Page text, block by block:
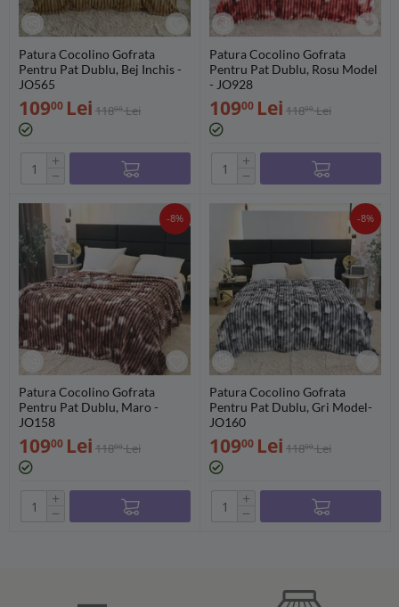
Patura Cocolino Gofrata
Pentru Pat Dublu, Bej Inchis -
JO565
10900 Lei 11800 Lei
+
−
Patura Cocolino Gofrata
Pentru Pat Dublu, Rosu Model
- JO928
10900 Lei 11800 Lei
+
−
-8%
Patura Cocolino Gofrata
Pentru Pat Dublu, Maro -
JO158
10900 Lei 11800 Lei
+
−
-8%
Patura Cocolino Gofrata
Pentru Pat Dublu, Gri Model-
JO160
10900 Lei 11800 Lei
+
−